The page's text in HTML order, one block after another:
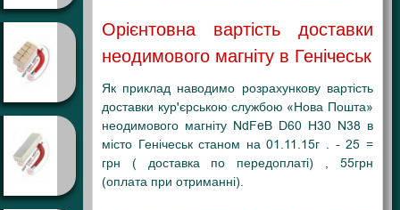
Орієнтовна вартість доставки
неодимового магніту в Генічеськ
Як приклад наводимо розрахункову вартість
доставки кур'єрською службою «Нова Пошта»
неодимового магніту NdFeB D60 H30 N38 в
місто Генічеськ станом на 01.11.15г . - 25 =
грн ( доставка по передоплаті) , 55грн
(оплата при отриманні).